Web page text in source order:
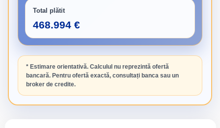
Total plătit
468.994 €
* Estimare orientativă. Calculul nu reprezintă ofertă
bancară. Pentru ofertă exactă, consultați banca sau un
broker de credite.